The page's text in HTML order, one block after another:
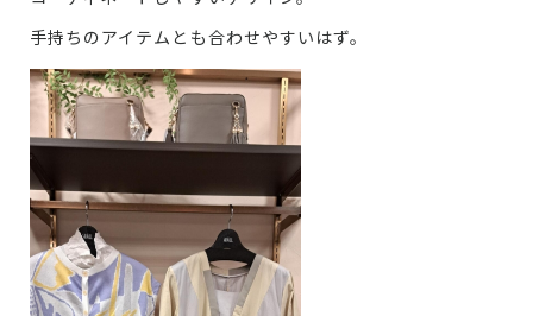
手持ちのアイテムとも合わせやすいはず。